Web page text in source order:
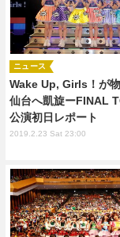
Wake Up, Girls！が
仙台へ凱旋ーFINAL
公演初日レポート
ニュース
2019.2.23 Sat 23:00